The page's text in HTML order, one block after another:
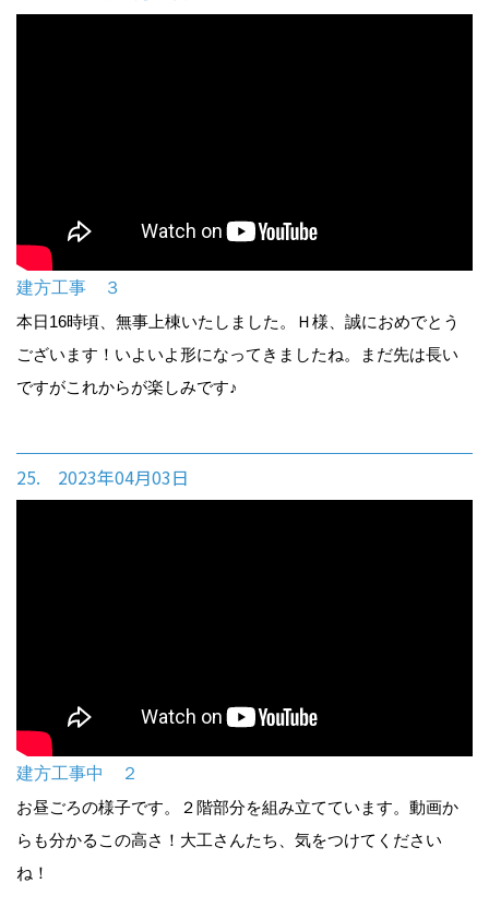
建方工事 ３
本日16時頃、無事上棟いたしました。Ｈ様、誠におめでとう
ございます！いよいよ形になってきましたね。まだ先は長い
ですがこれからが楽しみです♪
25. 2023年04月03日
建方工事中 ２
お昼ごろの様子です。２階部分を組み立てています。動画か
らも分かるこの高さ！大工さんたち、気をつけてください
ね！